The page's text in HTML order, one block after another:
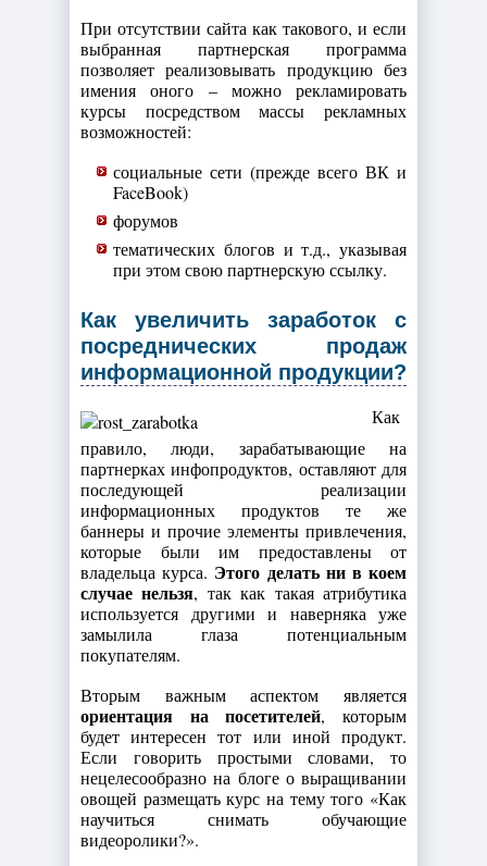
При отсутствии сайта как такового, и если
выбранная партнерская программа
позволяет реализовывать продукцию без
имения оного – можно рекламировать
курсы посредством массы рекламных
возможностей:
социальные сети (прежде всего ВК и
FaceBook)
форумов
тематических блогов и т.д., указывая
при этом свою партнерскую ссылку.
Как увеличить заработок с
посреднических продаж
информационной продукции?
Как
правило, люди, зарабатывающие на
партнерках инфопродуктов, оставляют для
последующей реализации
информационных продуктов те же
баннеры и прочие элементы привлечения,
которые были им предоставлены от
владельца курса. Этого делать ни в коем
случае нельзя, так как такая атрибутика
используется другими и наверняка уже
замылила глаза потенциальным
покупателям.
Вторым важным аспектом является
ориентация на посетителей, которым
будет интересен тот или иной продукт.
Если говорить простыми словами, то
нецелесообразно на блоге о выращивании
овощей размещать курс на тему того «Как
научиться снимать обучающие
видеоролики?».